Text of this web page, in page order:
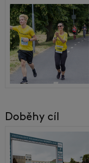
Doběhy cíl